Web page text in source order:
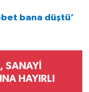
bana düştü’
SANAYİ
HAYIRLI